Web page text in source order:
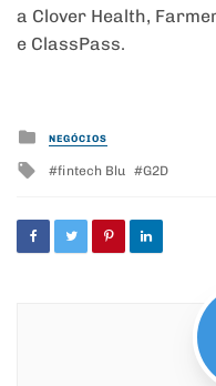
a Clover Health,
e ClassPass.
Posted
in
NEGÓCIOS
Tagged
fintech Blu G2D